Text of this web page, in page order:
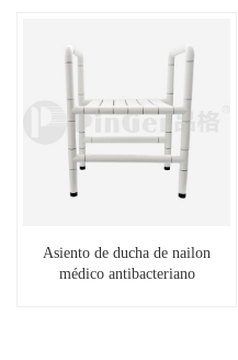
Asiento de ducha de nailon
médico antibacteriano